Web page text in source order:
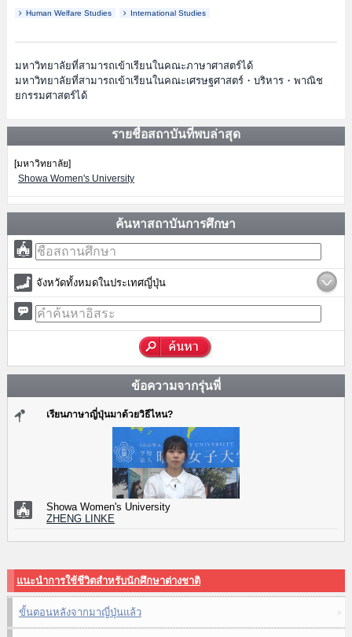
Human Welfare Studies International Studies
มหาวิทยาลัยที่สามารถเข้าเรียนในคณะภาษาศาสตร์ได้
มหาวิทยาลัยที่สามารถเข้าเรียนในคณะเศรษฐศาสตร์・บริหาร・พาณิช
ยกรรมศาสตร์ได้
รายชื่อสถาบันที่พบล่าสุด
[มหาวิทยาลัย]
Showa Women's University
ค้นหาสถาบันการศึกษา
จังหวัดทั้งหมดในประเทศญี่ปุ่น
ข้อความจากรุ่นพี่
เรียนภาษาญี่ปุ่นมาด้วยวิธีไหน?
Showa Women's University
ZHENG LINKE
แนะนำการใช้ชีวิตสำหรับนักศึกษาต่างชาติ
ขั้นตอนหลังจากมาญี่ปุ่นแล้ว